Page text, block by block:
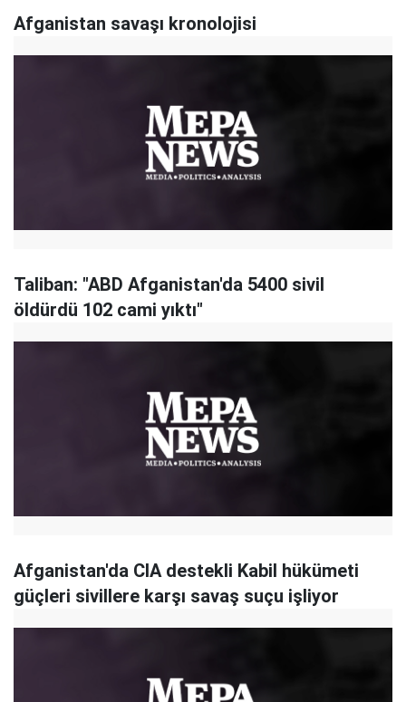
Afganistan savaşı kronolojisi
Taliban: "ABD Afganistan'da 5400 sivil
öldürdü 102 cami yıktı"
Afganistan'da CIA destekli Kabil hükümeti
güçleri sivillere karşı savaş suçu işliyor